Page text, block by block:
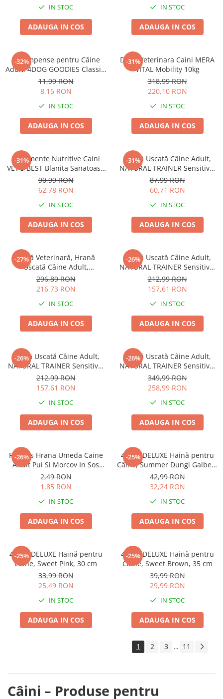
IN STOC
ADAUGA IN COS
IN STOC
ADAUGA IN COS
-32%
Recompense pentru Câine
Adult, 4DOG GOODIES Classic,
Jerky Tenders Pui, 100g
11,99 RON
8,15 RON
IN STOC
ADAUGA IN COS
-31%
Dieta Veterinara Caini MERA
VITAL Mobility 10kg
318,99 RON
220,10 RON
IN STOC
ADAUGA IN COS
-31%
Suplimente Nutritive Caini
VET'S BEST Blanita Sanatoasa
60 tablete
90,99 RON
62,78 RON
IN STOC
ADAUGA IN COS
-31%
Hrană Uscată Câine Adult,
NATURAL TRAINER Sensitive,
Fără Gluten, Talie Mică,
Iepure, 2kg
87,99 RON
60,71 RON
IN STOC
ADAUGA IN COS
-27%
Dietă Veterinară, Hrană
Uscată Câine Adult,
EXCLUSION Intestinal, Talie
Mică, Porc și Orez, 7kg
296,89 RON
216,73 RON
IN STOC
ADAUGA IN COS
-26%
Hrană Uscată Câine Adult,
NATURAL TRAINER Sensitive,
Talie Mică, Prosciutto Crudo,
7kg
212,99 RON
157,61 RON
IN STOC
ADAUGA IN COS
-26%
Hrană Uscată Câine Adult,
NATURAL TRAINER Sensitive,
Talie Mică, Vită și Orez, 7kg
212,99 RON
157,61 RON
IN STOC
ADAUGA IN COS
-26%
Hrană Uscată Câine Adult,
NATURAL TRAINER Sensitive,
Fără Gluten, Talie
Medie/Mare, Rață, 12kg
349,99 RON
258,99 RON
IN STOC
ADAUGA IN COS
-26%
Friskies Hrana Umeda Caine
Adult Pui Si Morcov In Sos
100g
2,49 RON
1,85 RON
IN STOC
ADAUGA IN COS
-25%
4DOG DELUXE Haină pentru
Câine, Summer Dungi Galben,
35 cm
42,99 RON
32,24 RON
IN STOC
ADAUGA IN COS
-25%
4DOG DELUXE Haină pentru
Câine, Sweet Pink, 30 cm
33,99 RON
25,49 RON
IN STOC
ADAUGA IN COS
-25%
4DOG DELUXE Haină pentru
Câine, Sweet Brown, 35 cm
39,99 RON
29,99 RON
IN STOC
ADAUGA IN COS
1 2 3 ... 11
Câini – Produse pentru